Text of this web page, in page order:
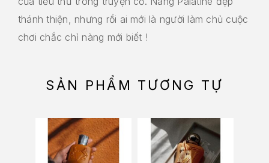
thánh thiện, nhưng rồi ai mới là người làm chủ cuộc
chơi chắc chỉ nàng mới biết !
SẢN PHẨM TƯƠNG TỰ